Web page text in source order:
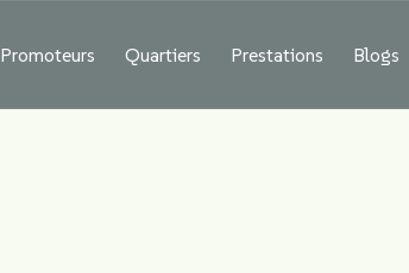
Promoteurs Quartiers Prestations Blogs